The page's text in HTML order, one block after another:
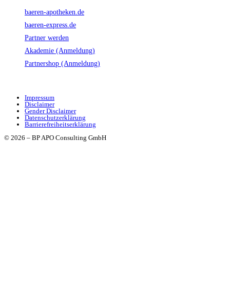
baeren-apotheken.de
baeren-express.de
Partner werden
Akademie (Anmeldung)
Partnershop (Anmeldung)
Impressum
Disclaimer
Gender Disclaimer
Datenschutzerklärung
Barrierefreiheitserklärung
© 2026 – BP APO Consulting GmbH